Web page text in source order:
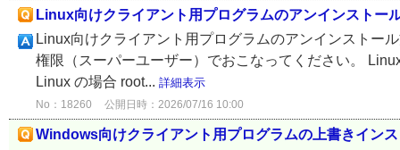
Linux向けクライアント用プログラムのアンインストー
Linux向けクライアント用プログラムのアンインストー
権限（スーパーユーザー）でおこなってください。
Linux の場合 root... 詳細表示
No：18260 公開日時：2026/07/16 10:00
Windows向けクライアント用プログラムの上書きイン